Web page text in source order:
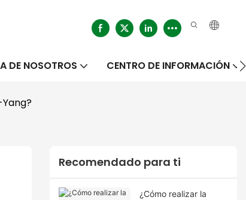
DE NOSOTROS CENTRO DE INFORMACIÓN
Recomendado para ti
¿Cómo realizar la